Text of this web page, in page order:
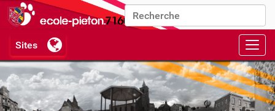
Chercher par
Recherche avancée…